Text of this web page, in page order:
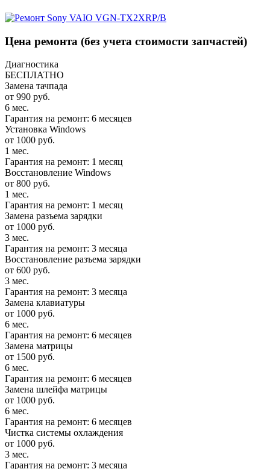
Цена ремонта (без учета стоимости запчастей)
Диагностика
БЕСПЛАТНО
Замена тачпада
от 990 руб.
6 мес.
Гарантия на ремонт: 6 месяцев
Установка Windows
от 1000 руб.
1 мес.
Гарантия на ремонт: 1 месяц
Восстановление Windows
от 800 руб.
1 мес.
Гарантия на ремонт: 1 месяц
Замена разъема зарядки
от 1000 руб.
3 мес.
Гарантия на ремонт: 3 месяца
Восстановление разъема зарядки
от 600 руб.
3 мес.
Гарантия на ремонт: 3 месяца
Замена клавиатуры
от 1000 руб.
6 мес.
Гарантия на ремонт: 6 месяцев
Замена матрицы
от 1500 руб.
6 мес.
Гарантия на ремонт: 6 месяцев
Замена шлейфа матрицы
от 1000 руб.
6 мес.
Гарантия на ремонт: 6 месяцев
Чистка системы охлаждения
от 1000 руб.
3 мес.
Гарантия на ремонт: 3 месяца